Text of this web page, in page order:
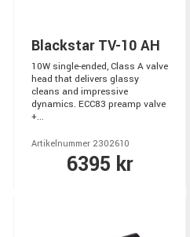
Blackstar TV-10 AH
10W single-ended, Class A valve
head that delivers glassy
cleans and impressive
dynamics. ECC83 preamp valve
+...
Artikelnummer 2302610
6395 kr